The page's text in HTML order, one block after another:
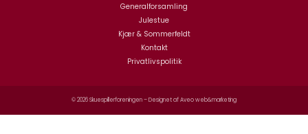
Generalforsamling
Julestue
Kjær & Sommerfeldt
Kontakt
Privatlivspolitik
© 2026 Skuespillerforeningen – Designet afAveo web&marketing